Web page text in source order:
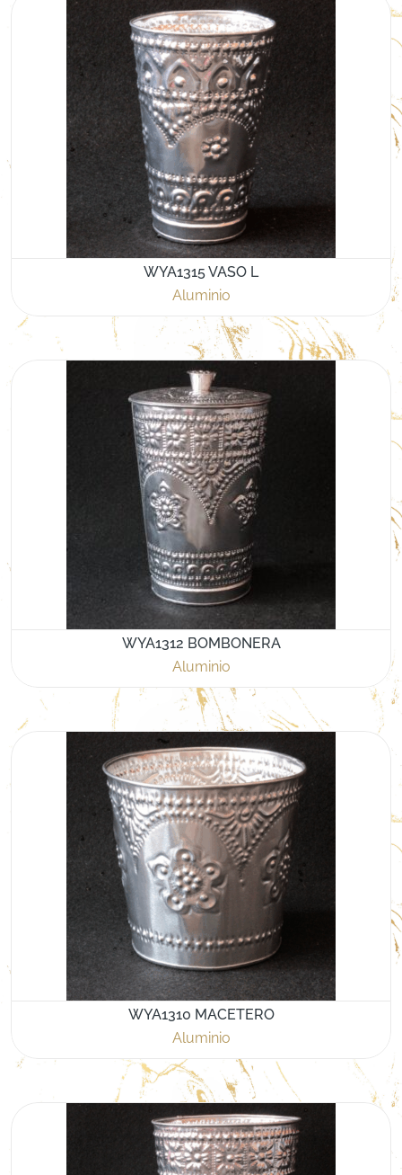
WYA1315 VASO L
Aluminio
WYA1312 BOMBONERA
Aluminio
WYA1310 MACETERO
Aluminio